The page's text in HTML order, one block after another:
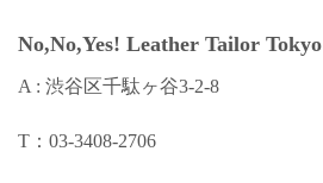
No,No,Yes! Leather Tailor Tokyo
A : 渋谷区千駄ヶ谷3-2-8
T：03-3408-2706